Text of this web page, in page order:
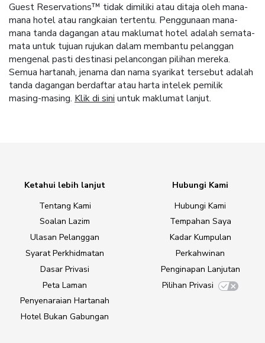
Guest Reservations™ tidak dimiliki atau ditaja oleh mana-
mana hotel atau rangkaian tertentu. Penggunaan mana-
mana tanda dagangan atau maklumat hotel adalah semata-
mata untuk tujuan rujukan dalam membantu pelanggan
mengenal pasti destinasi pelancongan pilihan mereka.
Semua hartanah, jenama dan nama syarikat tersebut adalah
tanda dagangan berdaftar atau harta intelek pemilik
masing-masing. Klik di siniuntuk maklumat lanjut.
Ketahui lebih lanjut
Tentang Kami
Soalan Lazim
Ulasan Pelanggan
Syarat Perkhidmatan
Dasar Privasi
Peta Laman
Penyenaraian Hartanah
Hotel Bukan Gabungan
Hubungi Kami
Hubungi Kami
Tempahan Saya
Kadar Kumpulan
Perkahwinan
Penginapan Lanjutan
Pilihan Privasi